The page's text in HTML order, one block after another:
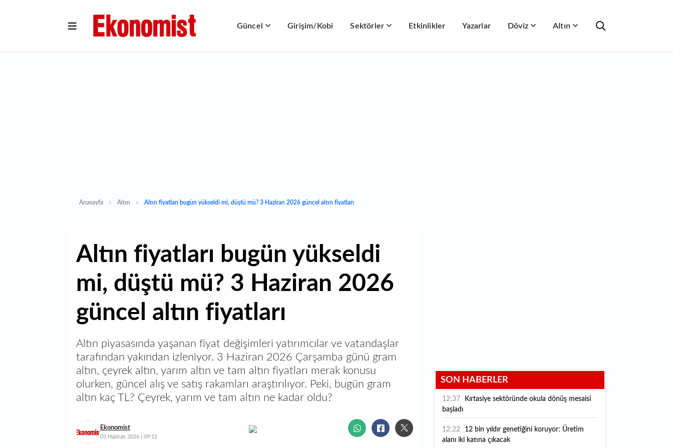
Güncel Girişim/Kobi Sektörler Etkinlikler Yazarlar Döviz Altın
Anasayfa Altın Altın fiyatları bugün yükseldi mi, düştü mü? 3 Haziran 2026 güncel altın fiyatları
Altın fiyatları bugün yükseldi
mi, düştü mü? 3 Haziran 2026
güncel altın fiyatları
Altın piyasasında yaşanan fiyat değişimleri yatırımcılar ve vatandaşlar
tarafından yakından izleniyor. 3 Haziran 2026 Çarşamba günü gram
altın, çeyrek altın, yarım altın ve tam altın fiyatları merak konusu
olurken, güncel alış ve satış rakamları araştırılıyor. Peki, bugün gram
altın kaç TL? Çeyrek, yarım ve tam altın ne kadar oldu?
Ekonomist
03 Haziran 2026 | 09:11
SON HABERLER
12:37
başladı
12:22
alanı iki katına çıkacak